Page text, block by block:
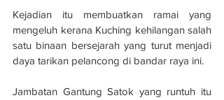
Kejadian itu membuatkan ramai yang
mengeluh kerana Kuching kehilangan salah
satu binaan bersejarah yang turut menjadi
daya tarikan pelancong di bandar raya ini.
Jambatan Gantung Satok yang runtuh itu